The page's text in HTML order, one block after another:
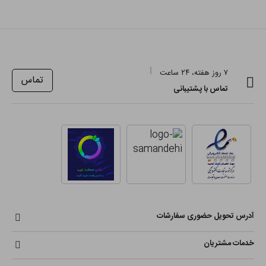
۷ روز هفته، ۲۴ ساعت
تماس با پشتیبانی
تماس
آدرس تحویل حضوری سفارشات
خدمات مشتریان